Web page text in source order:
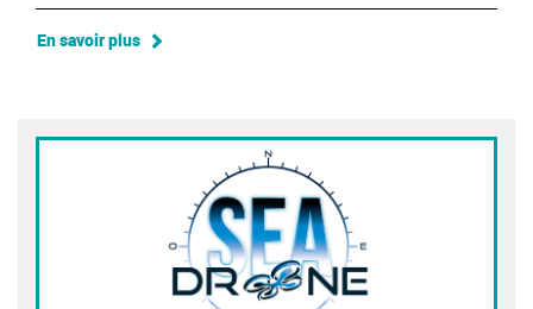
En savoir plus